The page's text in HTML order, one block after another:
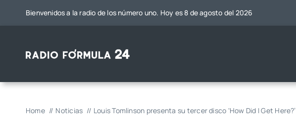
Bienvenidos a la radio de los número uno. Hoy es 8 de agosto del 2026
Home Noticias Louis Tomlinson presenta su tercer disco ‘How Did I Get Here?’